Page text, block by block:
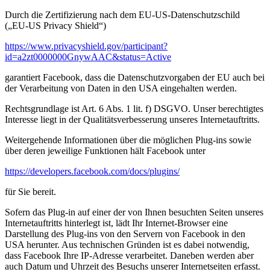
Durch die Zertifizierung nach dem EU-US-Datenschutzschild
(„EU-US Privacy Shield“)
https://www.privacyshield.gov/participant?
id=a2zt0000000GnywAAC&status=Active
garantiert Facebook, dass die Datenschutzvorgaben der EU auch bei
der Verarbeitung von Daten in den USA eingehalten werden.
Rechtsgrundlage ist Art. 6 Abs. 1 lit. f) DSGVO. Unser berechtigtes
Interesse liegt in der Qualitätsverbesserung unseres Internetauftritts.
Weitergehende Informationen über die möglichen Plug-ins sowie
über deren jeweilige Funktionen hält Facebook unter
https://developers.facebook.com/docs/plugins/
für Sie bereit.
Sofern das Plug-in auf einer der von Ihnen besuchten Seiten unseres
Internetauftritts hinterlegt ist, lädt Ihr Internet-Browser eine
Darstellung des Plug-ins von den Servern von Facebook in den
USA herunter. Aus technischen Gründen ist es dabei notwendig,
dass Facebook Ihre IP-Adresse verarbeitet. Daneben werden aber
auch Datum und Uhrzeit des Besuchs unserer Internetseiten erfasst.